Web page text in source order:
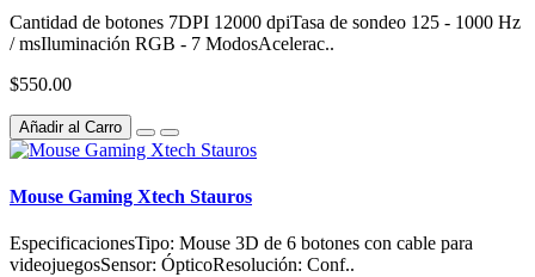
Cantidad de botones 7DPI 12000 dpiTasa de sondeo 125 - 1000 Hz
/ msIluminación RGB - 7 ModosAcelerac..
$550.00
Añadir al Carro
Mouse Gaming Xtech Stauros
EspecificacionesTipo: Mouse 3D de 6 botones con cable para
videojuegosSensor: ÓpticoResolución: Conf..